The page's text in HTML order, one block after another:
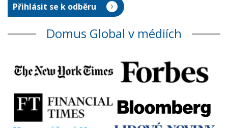
Domus Global v médiích